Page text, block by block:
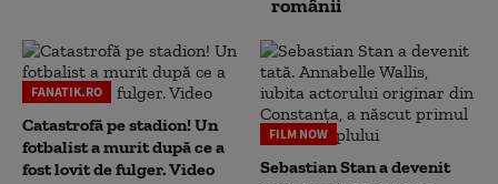
românii
FANATIK.RO
Catastrofă pe stadion! Un
fotbalist a murit după ce a
fost lovit de fulger. Video
FILM NOW
Sebastian Stan a devenit